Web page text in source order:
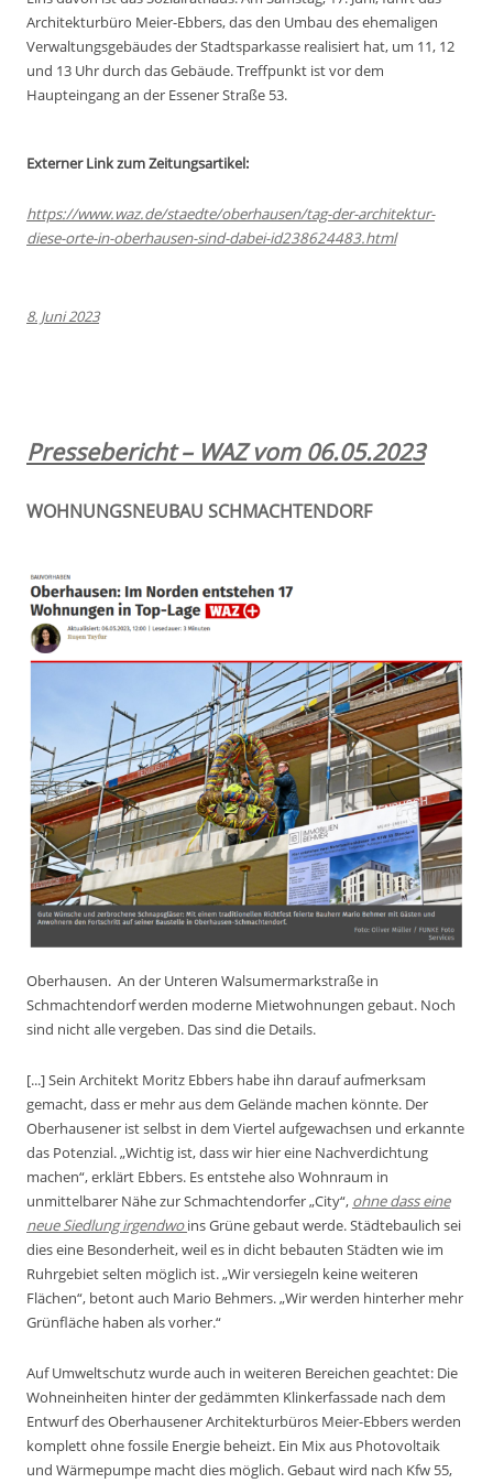
Architekturbüro Meier-Ebbers, das den Umbau des ehemaligen
Verwaltungsgebäudes der Stadtsparkasse realisiert hat, um 11, 12
und 13 Uhr durch das Gebäude. Treffpunkt ist vor dem
Haupteingang an der Essener Straße 53.
Externer Link zum Zeitungsartikel:
https://www.waz.de/staedte/oberhausen/tag-der-architektur-
diese-orte-in-oberhausen-sind-dabei-id238624483.html
8. Juni 2023
Pressebericht – WAZ vom 06.05.2023
WOHNUNGSNEUBAU SCHMACHTENDORF
Oberhausen. An der Unteren Walsumermarkstraße in
Schmachtendorf werden moderne Mietwohnungen gebaut. Noch
sind nicht alle vergeben. Das sind die Details.
[...] Sein Architekt Moritz Ebbers habe ihn darauf aufmerksam
gemacht, dass er mehr aus dem Gelände machen könnte. Der
Oberhausener ist selbst in dem Viertel aufgewachsen und erkannte
das Potenzial. „Wichtig ist, dass wir hier eine Nachverdichtung
machen“, erklärt Ebbers. Es entstehe also Wohnraum in
unmittelbarer Nähe zur Schmachtendorfer „City“, ohne dass eine
neue Siedlung irgendwoins Grüne gebaut werde. Städtebaulich sei
dies eine Besonderheit, weil es in dicht bebauten Städten wie im
Ruhrgebiet selten möglich ist. „Wir versiegeln keine weiteren
Flächen“, betont auch Mario Behmers. „Wir werden hinterher mehr
Grünfläche haben als vorher.“
Auf Umweltschutz wurde auch in weiteren Bereichen geachtet: Die
Wohneinheiten hinter der gedämmten Klinkerfassade nach dem
Entwurf des Oberhausener Architekturbüros Meier-Ebbers werden
komplett ohne fossile Energie beheizt. Ein Mix aus Photovoltaik
und Wärmepumpe macht dies möglich. Gebaut wird nach Kfw 55,